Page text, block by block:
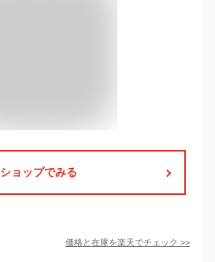
ショップでみる
価格と在庫を楽天でチェック >>